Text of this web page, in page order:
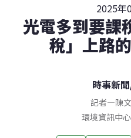
2025年
光電多到要課
稅」上路
時事新聞
記者—陳
環境資訊中心